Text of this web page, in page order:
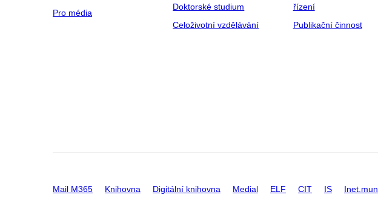
Pro média
Doktorské studium
Celoživotní vzdělávání
řízení
Publikační činnost
Mail M365 Knihovna Digitální knihovna Medial ELF CIT IS